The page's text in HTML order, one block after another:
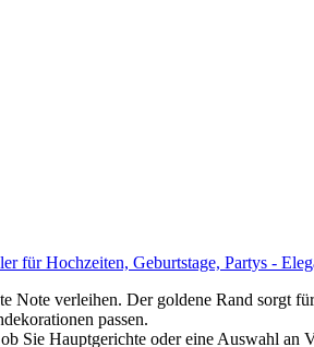
Hochzeiten, Geburtstage, Partys -
Note verleihen. Der goldene Rand sorgt
passen.
Sie Hauptgerichte oder eine Auswahl an